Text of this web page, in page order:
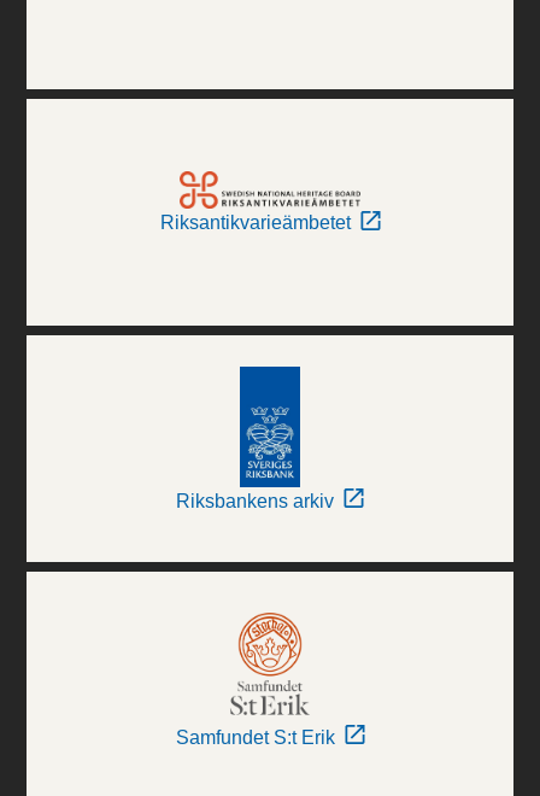
Riksantikvarieämbetet
Riksbankens arkiv
Samfundet S:t Erik